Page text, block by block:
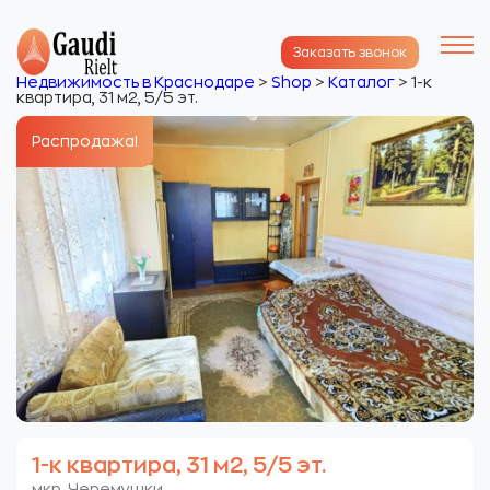
Заказать звонок
Недвижимость в Краснодаре > Shop > Каталог > 1-к
квартира, 31 м2, 5/5 эт.
Распродажа!
1-к квартира, 31 м2, 5/5 эт.